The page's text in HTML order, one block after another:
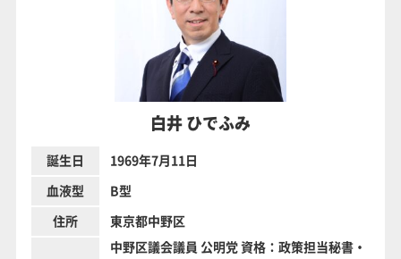
白井 ひでふみ
誕生日 1969年7月11日
血液型 B型
住所 東京都中野区
中野区議会議員 公明党 資格：政策担当秘書・